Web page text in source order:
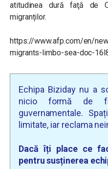
atitudinea dură faţă de
migranților.
https://www.afp.com/en/
migrants-limbo-sea-doc-
Echipa Biziday nu a
nicio formă de
guvernamentale.
limitate, iar reclama
Dacă îți place ce
pentru susținerea